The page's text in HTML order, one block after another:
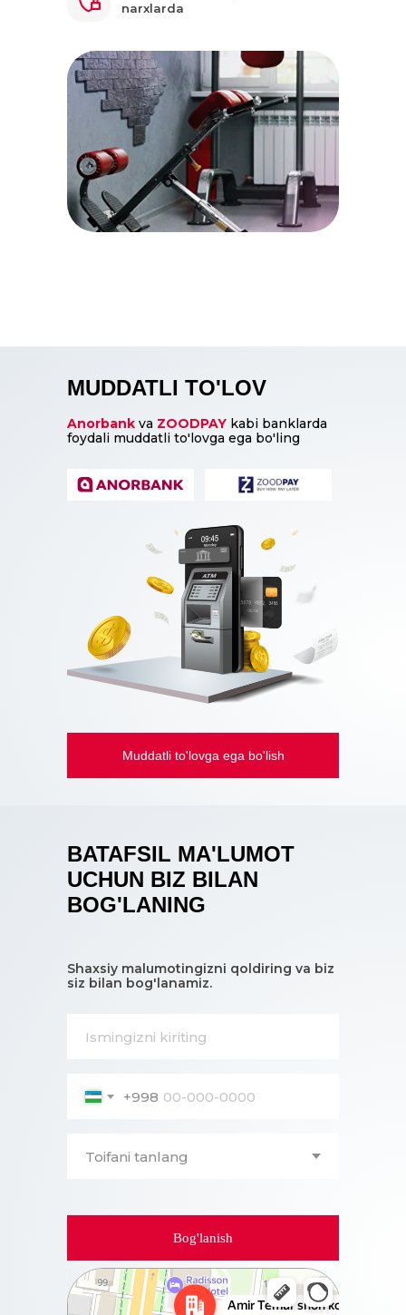
narxlarda
MUDDATLI TO'LOV
Anorbank va ZOODPAY kabi banklarda
foydali muddatli to'lovga ega bo'ling
Muddatli to'lovga ega bo'lish
BATAFSIL MA'LUMOT
UCHUN BIZ BILAN
BOG'LANING
Shaxsiy malumotingizni qoldiring va biz
siz bilan bog'lanamiz.
+998
Bog'lanish
Ташкент
Проспект Амира Темура, 88А на карте Ташкента,
ближайшее метро Бадамзар — Яндекс Карты